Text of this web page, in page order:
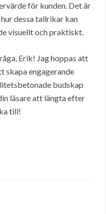
för kunden. Det är
dessa tallrikar kan
visuellt och praktiskt.
Erik! Jag hoppas att
skapa engagerande
budskap
läsare att längta efter
till!